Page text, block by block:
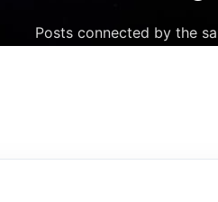
Posts connected by the